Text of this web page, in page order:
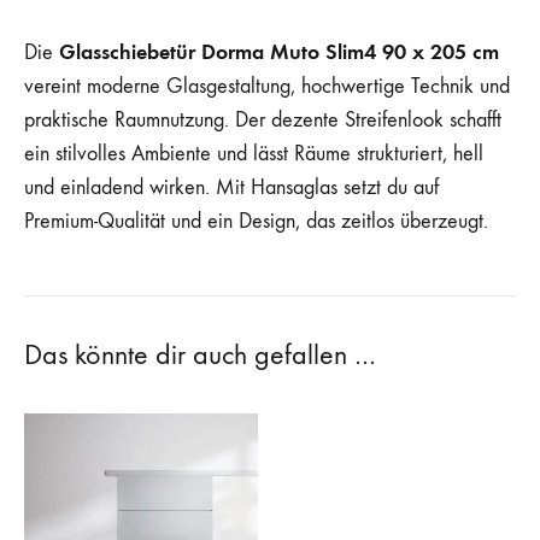
Die Glasschiebetür Dorma Muto Slim4 90 x 205 cm
vereint moderne Glasgestaltung, hochwertige Technik und
praktische Raumnutzung. Der dezente Streifenlook schafft
ein stilvolles Ambiente und lässt Räume strukturiert, hell
und einladend wirken. Mit Hansaglas setzt du auf
Premium-Qualität und ein Design, das zeitlos überzeugt.
Das könnte dir auch gefallen …